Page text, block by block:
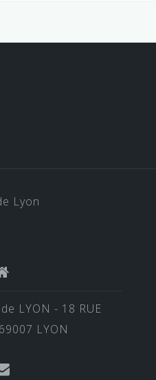
LYON - 18 RUE
LYON